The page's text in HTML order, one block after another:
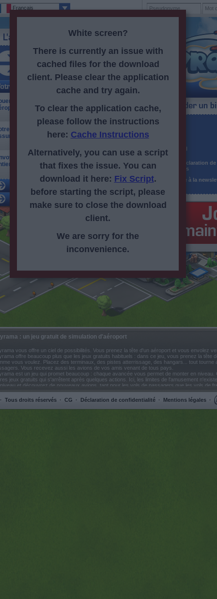
: un jeu gratuit de simulation d'aéroport
vous offre un ciel de possibilités. Vous prenez la tête d'un aéroport et vous envolez
offre beaucoup plus que les jeux gratuits habituels : dans ce jeu, vous prenez la tête
vous voulez. Placez des terminaux, des pistes atterrissage, des hangars... tout tourne
Vous recevez aussi les avions de vos amis venant de tous pays.
est un jeu qui promet beaucoup : chaque avancée vous permet de monter en niveau.
jeux gratuits qui s'arrêtent après quelques actions. Ici, les limites de l'amusement
et découvrez de nouveaux avions, tant pour les vols de passagers que les vols de
aéroport avec des articles de décoration et des bâtiments, et cela permet d'attirer
ne jouez pas tout seul à des jeux gratuits comme Skyrama : vous pouvez vous rendre
inviter chez vous. Votre aéroport sera bientôt la plaque tournante de la scène
trouverez-vous autant de possibilités ?
Français
Inscrits :
en ligne sur navigateur : construisez votre
international !
aéroport en ligne ! Dirigez le trafic aérien et
l'entretien de vos avions.
vos avions en mission dans le monde
: visitez les aéroports de vos amis.
Pseudonyme
Adresse e-mail
Déclaration
acceptées
S'inscrire à la
Tous droits réservés · CG · Déclaration de confidentialité · Mentions légales ·
White screen?
There is currently an issue with
cached files for the download
client. Please clear the application
cache and try again.
To clear the application cache,
please follow the instructions
here: Cache Instructions
Alternatively, you can use a script
that fixes the issue. You can
download it here: Fix Script.
before starting the script, please
make sure to close the download
client.
We are sorry for the
inconvenience.